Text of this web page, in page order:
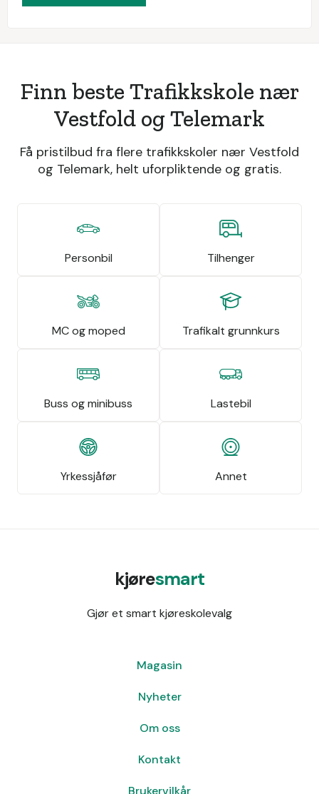
Finn beste Trafikkskole nær
Vestfold og Telemark
Få pristilbud fra flere trafikkskoler nær Vestfold
og Telemark, helt uforpliktende og gratis.
Personbil Tilhenger
MC og moped Trafikalt grunnkurs
Buss og minibuss Lastebil
Yrkessjåfør Annet
kjøresmart
Gjør et smart kjøreskolevalg
Magasin
Nyheter
Om oss
Kontakt